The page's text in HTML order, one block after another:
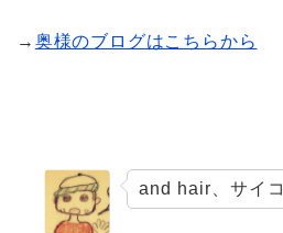
→ 奥様のブログはこちらから
and hair、サイ